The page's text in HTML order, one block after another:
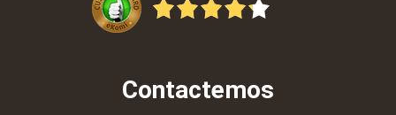
Contactemos